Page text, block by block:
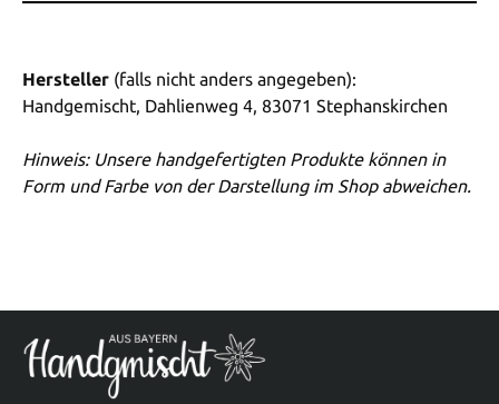
Hersteller (falls nicht anders angegeben):
Handgemischt, Dahlienweg 4, 83071 Stephanskirchen
Hinweis: Unsere handgefertigten Produkte können in
Form und Farbe von der Darstellung im Shop abweichen.